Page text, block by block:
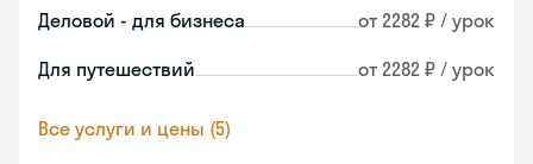
Деловой - для бизнеса от 2282 ₽ / урок
Для путешествий от 2282 ₽ / урок
Все услуги и цены (5)